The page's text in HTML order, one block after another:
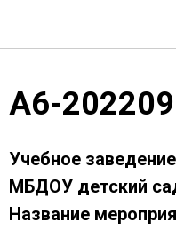
А6-
Учебное
МБДОУ детский
Название